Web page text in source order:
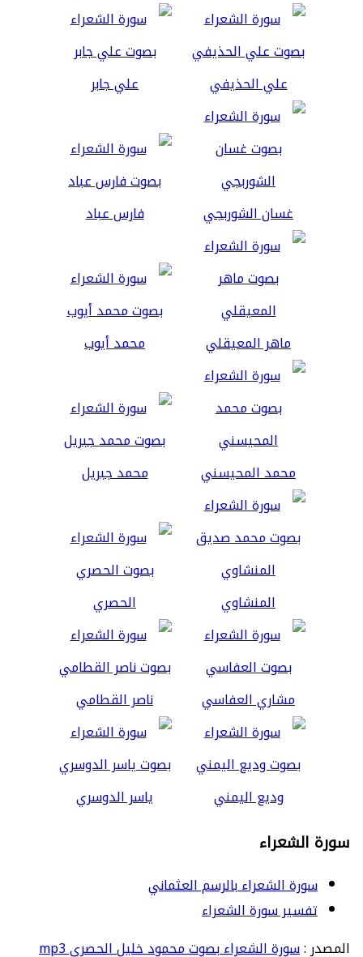
علي الحذيفي علي جابر
غسان الشوربجي فارس عباد
ماهر المعيقلي محمد أيوب
محمد المحيسني محمد جبريل
المنشاوي الحصري
مشاري العفاسي ناصر القطامي
وديع اليمني ياسر الدوسري
سورة الشعراء
سورة الشعراء بالرسم العثماني
تفسير سورة الشعراء
المصدر :سورة الشعراء بصوت محمود خليل الحصري mp3